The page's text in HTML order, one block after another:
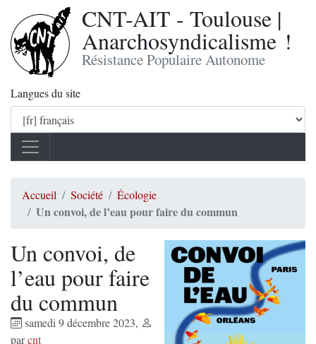
CNT-AIT - Toulouse |
Anarchosyndicalisme !
Résistance Populaire Autonome
Langues du site
Accueil Société Écologie
Un convoi, de l’eau pour faire du commun
Un convoi, de
l’eau pour faire
du commun
samedi 9 décembre 2023,
parcnt